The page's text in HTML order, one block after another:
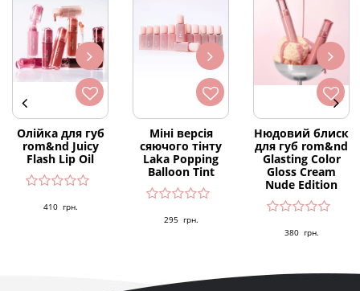
Олійка для губ
rom&nd Juicy
Flash Lip Oil
410 грн.
Міні версія
сяючого тінту
Laka Popping
Balloon Tint
295 грн.
Нюдовий блиск
для губ rom&nd
Glasting Color
Gloss Cream
Nude Edition
380 грн.